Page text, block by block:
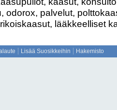
odorox, palvelut,
lääkkeelliset
Lisää Suosikkeihin Hakemisto